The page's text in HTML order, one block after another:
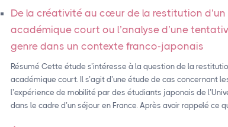
De la créativité au cœur de la restitution
académique court ou l’analyse d’une
genre dans un contexte franco-japonais
Résumé Cette étude s’intéresse à la question de la
académique court. Il s’agit d’une étude de cas concernant
l’expérience de mobilité par des étudiants japonais de
dans le cadre d’un séjour en France. Après avoir rappelé ce